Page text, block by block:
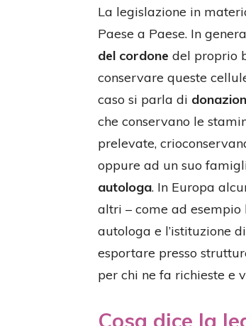
La legislazione in
Paese a Paese. In
del cordone del proprio
conservare queste
caso si parla di
che conservano le
prelevate,
oppure ad un suo
autologa. In Europa
altri – come ad esempio
autologa e l’istituzione
esportare presso
per chi ne fa richieste e
Cosa dice la